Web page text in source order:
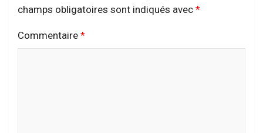
champs obligatoires sont indiqués avec *
Commentaire *